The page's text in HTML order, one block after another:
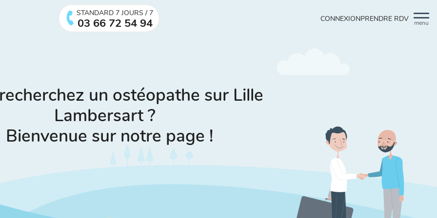
menu
STANDARD 7 JOURS / 7
03 66 72 54 94 CONNEXIONPRENDRE RDV
un ostéopathe sur Lille
Lambersart ?
Bienvenue sur notre page !